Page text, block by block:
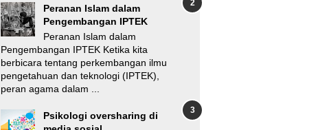
Peranan Islam dalam
Pengembangan IPTEK
Peranan Islam dalam
Pengembangan IPTEK Ketika kita
berbicara tentang perkembangan ilmu
pengetahuan dan teknologi (IPTEK),
peran agama dalam ...
Psikologi oversharing di